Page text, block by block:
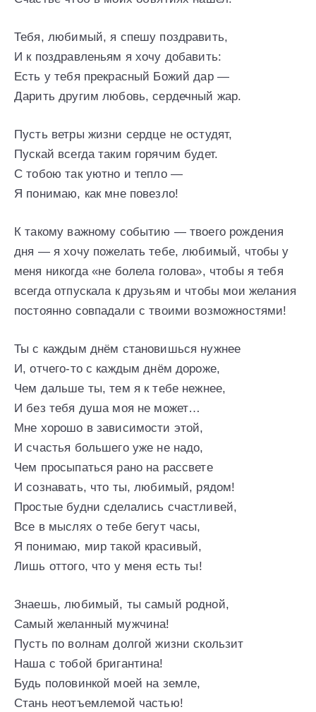
Тебя, любимый, я спешу поздравить,
И к поздравленьям я хочу добавить:
Есть у тебя прекрасный Божий дар —
Дарить другим любовь, сердечный жар.
Пусть ветры жизни сердце не остудят,
Пускай всегда таким горячим будет.
С тобою так уютно и тепло —
Я понимаю, как мне повезло!
К такому важному событию — твоего рождения
дня — я хочу пожелать тебе, любимый, чтобы у
меня никогда «не болела голова», чтобы я тебя
всегда отпускала к друзьям и чтобы мои желания
постоянно совпадали с твоими возможностями!
Ты с каждым днём становишься нужнее
И, отчего-то с каждым днём дороже,
Чем дальше ты, тем я к тебе нежнее,
И без тебя душа моя не может…
Мне хорошо в зависимости этой,
И счастья большего уже не надо,
Чем просыпаться рано на рассвете
И сознавать, что ты, любимый, рядом!
Простые будни сделались счастливей,
Все в мыслях о тебе бегут часы,
Я понимаю, мир такой красивый,
Лишь оттого, что у меня есть ты!
Знаешь, любимый, ты самый родной,
Самый желанный мужчина!
Пусть по волнам долгой жизни скользит
Наша с тобой бригантина!
Будь половинкой моей на земле,
Стань неотъемлемой частью!